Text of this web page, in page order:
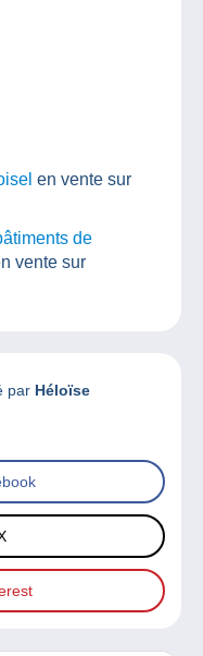
en vente sur
de
vente sur
par Héloïse